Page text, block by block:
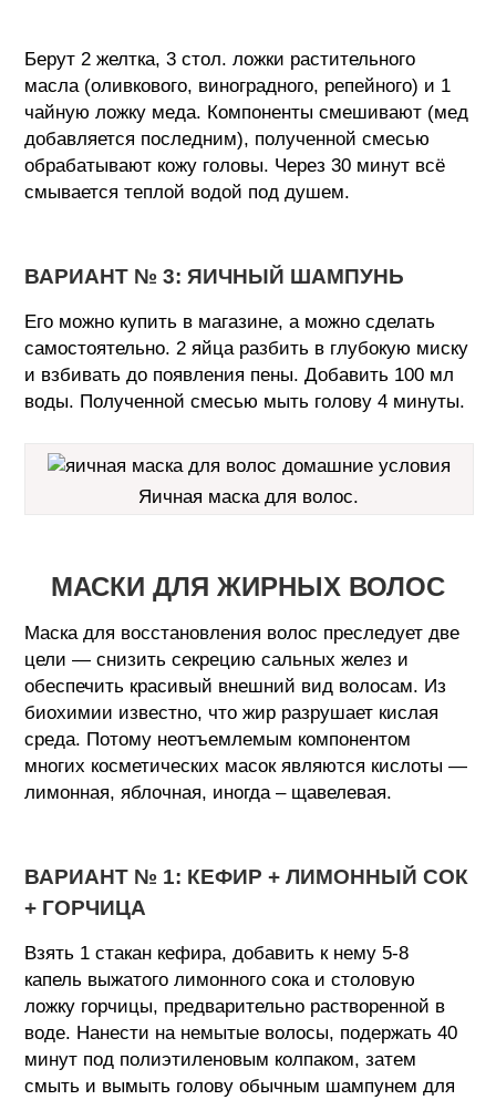
Берут 2 желтка, 3 стол. ложки растительного
масла (оливкового, виноградного, репейного) и 1
чайную ложку меда. Компоненты смешивают (мед
добавляется последним), полученной смесью
обрабатывают кожу головы. Через 30 минут всё
смывается теплой водой под душем.
ВАРИАНТ № 3: ЯИЧНЫЙ ШАМПУНЬ
Его можно купить в магазине, а можно сделать
самостоятельно. 2 яйца разбить в глубокую миску
и взбивать до появления пены. Добавить 100 мл
воды. Полученной смесью мыть голову 4 минуты.
Яичная маска для волос.
МАСКИ ДЛЯ ЖИРНЫХ ВОЛОС
Маска для восстановления волос преследует две
цели — снизить секрецию сальных желез и
обеспечить красивый внешний вид волосам. Из
биохимии известно, что жир разрушает кислая
среда. Потому неотъемлемым компонентом
многих косметических масок являются кислоты —
лимонная, яблочная, иногда – щавелевая.
ВАРИАНТ № 1: КЕФИР + ЛИМОННЫЙ СОК
+ ГОРЧИЦА
Взять 1 стакан кефира, добавить к нему 5-8
капель выжатого лимонного сока и столовую
ложку горчицы, предварительно растворенной в
воде. Нанести на немытые волосы, подержать 40
минут под полиэтиленовым колпаком, затем
смыть и вымыть голову обычным шампунем для